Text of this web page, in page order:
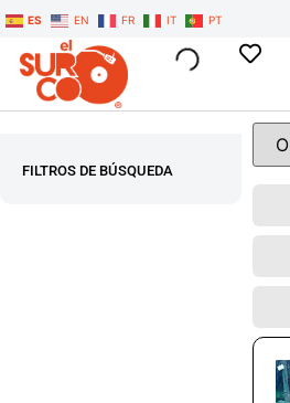
ES EN FR IT PT
FILTROS DE BÚSQUEDA